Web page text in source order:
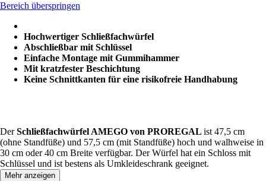
Bereich überspringen
Hochwertiger Schließfachwürfel
Abschließbar mit Schlüssel
Einfache Montage mit Gummihammer
Mit kratzfester Beschichtung
Keine Schnittkanten für eine risikofreie Handhabung
DerSchließfachwürfel AMEGO von PROREGAL ist 47,5 cm
(ohne Standfüße) und 57,5 cm (mit Standfüße) hoch und walhweise in
30 cm oder 40 cm Breite verfügbar. Der Würfel hat ein Schloss mit
Schlüssel und ist bestens als Umkleideschrank geeignet.
Mehr anzeigen